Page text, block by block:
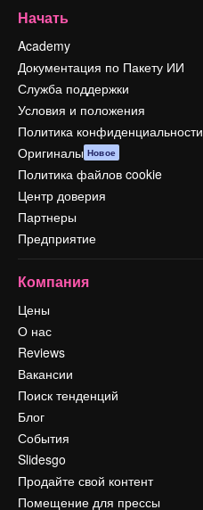
Начать
Academy
Документация по Пакету ИИ
Служба поддержки
Условия и положения
Политика конфиденциальности
Оригиналы Новое
Политика файлов cookie
Центр доверия
Партнеры
Предприятие
Компания
Цены
О нас
Reviews
Вакансии
Поиск тенденций
Блог
События
Slidesgo
Продайте свой контент
Помещение для прессы